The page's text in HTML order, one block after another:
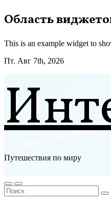
Перейти
к
Область
This is an example widget to
Пт. Авг 7th, 2026
Путешествия по миру